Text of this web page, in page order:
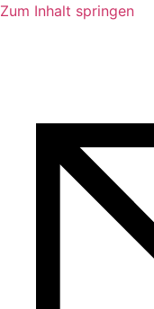
Zum Inhalt springen